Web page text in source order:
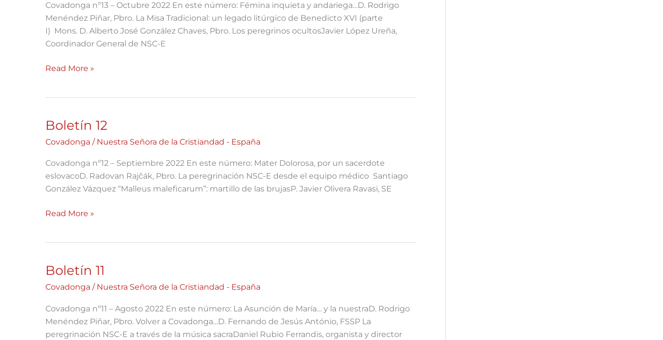
Covadonga nº13 – Octubre 2022 En este número: Fémina inquieta y andariega…D. Rodrigo
Menéndez Piñar, Pbro. La Misa Tradicional: un legado litúrgico de Benedicto XVI (parte
I) Mons. D. Alberto José González Chaves, Pbro. Los peregrinos ocultosJavier López Ureña,
Coordinador General de NSC-E
Read More »
Boletín 12
Covadonga / Nuestra Señora de la Cristiandad - España
Covadonga nº12 – Septiembre 2022 En este número: Mater Dolorosa, por un sacerdote
eslovacoD. Radovan Rajčák, Pbro. La peregrinación NSC-E desde el equipo médico Santiago
González Vázquez “Malleus maleficarum”: martillo de las brujasP. Javier Olivera Ravasi, SE
Boletín
Read More »
Boletín 11
Covadonga / Nuestra Señora de la Cristiandad - España
Covadonga nº11 – Agosto 2022 En este número: La Asunción de María… y la nuestraD. Rodrigo
Menéndez Piñar, Pbro. Volver a Covadonga…D. Fernando de Jesús António, FSSP La
peregrinación NSC-E a través de la música sacraDaniel Rubio Ferrandis, organista y director
Boletín